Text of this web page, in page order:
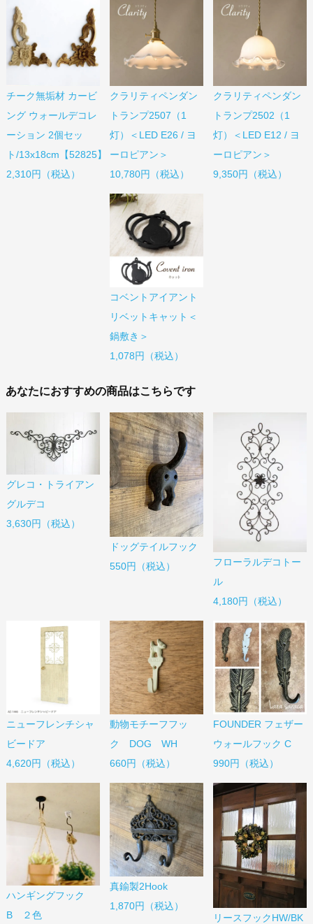
チーク無垢材 カービ
ング ウォールデコレ
ーション 2個セッ
ト/13x18cm【52825】
2,310円（税込）
クラリティペンダン
トランプ2507（1
灯）＜LED E26 / ヨ
ーロピアン＞
10,780円（税込）
クラリティペンダン
トランプ2502（1
灯）＜LED E12 / ヨ
ーロピアン＞
9,350円（税込）
コベントアイアント
リベットキャット＜
鍋敷き＞
1,078円（税込）
あなたにおすすめの商品はこちらです
グレコ・トライアン
グルデコ
3,630円（税込）
ドッグテイルフック
550円（税込）
フローラルデコトー
ル
4,180円（税込）
ニューフレンチシャ
ビードア
4,620円（税込）
動物モチーフフッ
ク DOG WH
660円（税込）
FOUNDER フェザー
ウォールフック C
990円（税込）
ハンギングフック
B ２色
真鍮製2Hook
1,870円（税込）
リースフックHW/BK